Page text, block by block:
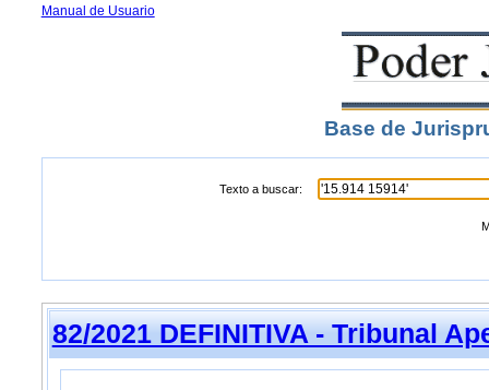
Manual de Usuario
Base de
Texto a buscar:
82/2021 DEFINITIVA - Tribunal